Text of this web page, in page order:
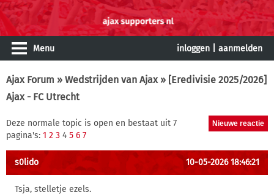
Menu inloggen aanmelden
Ajax Forum » Wedstrijden van Ajax» [Eredivisie 2025/2026]
Ajax - FC Utrecht
Deze normale topic is open en bestaat uit 7
pagina's: 1 2 3 4 5 6 7
s0lido 10-05-2026 18:46:21
Tsja, stelletje ezels.